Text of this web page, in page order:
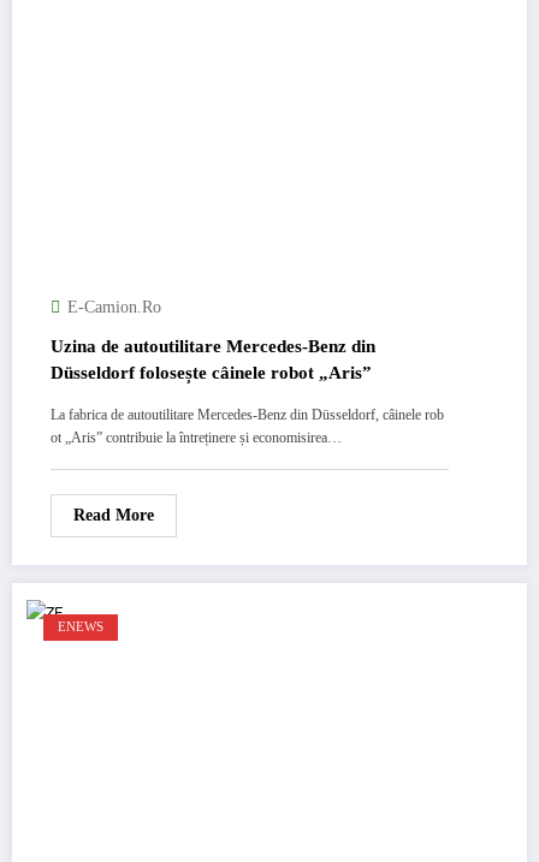
E-Camion.ro
Uzina de autoutilitare Mercedes-Benz din
Düsseldorf folosește câinele robot „Aris”
La fabrica de autoutilitare Mercedes-Benz din Düsseldorf, câinele rob
ot „Aris” contribuie la întreținere și economisirea…
Read More
ENEWS